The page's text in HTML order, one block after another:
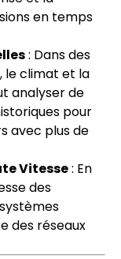
en temps
: Dans des
le climat et la
analyser de
pour
avec plus de
Vitesse: En
des
des réseaux